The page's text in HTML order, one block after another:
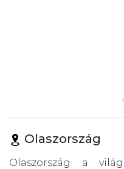
Olaszország
Olaszország a